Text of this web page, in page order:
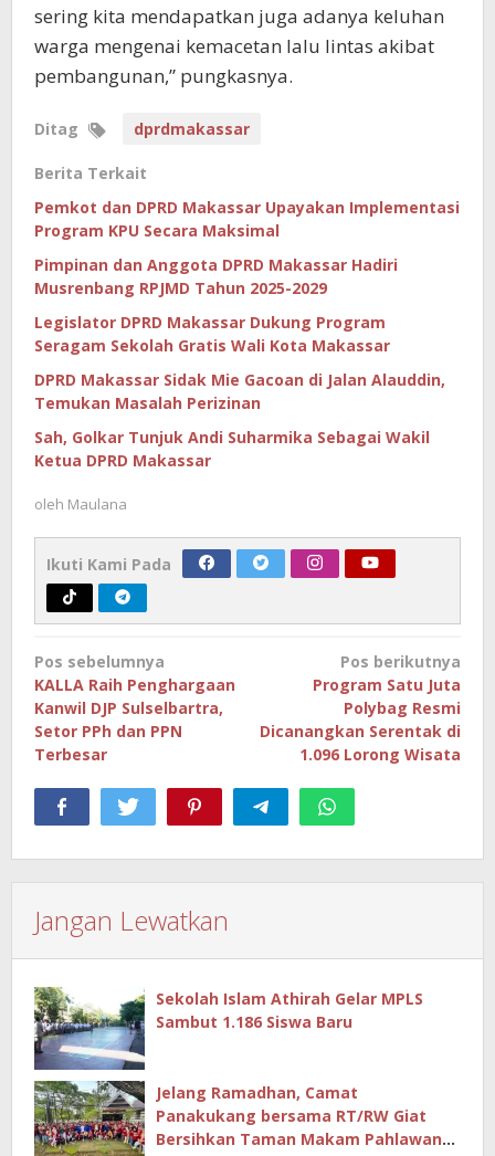
sering kita mendapatkan juga adanya keluhan
warga mengenai kemacetan lalu lintas akibat
pembangunan,” pungkasnya.
Ditag dprdmakassar
Berita Terkait
Pemkot dan DPRD Makassar Upayakan Implementasi
Program KPU Secara Maksimal
Pimpinan dan Anggota DPRD Makassar Hadiri
Musrenbang RPJMD Tahun 2025-2029
Legislator DPRD Makassar Dukung Program
Seragam Sekolah Gratis Wali Kota Makassar
DPRD Makassar Sidak Mie Gacoan di Jalan Alauddin,
Temukan Masalah Perizinan
Sah, Golkar Tunjuk Andi Suharmika Sebagai Wakil
Ketua DPRD Makassar
oleh Maulana
Ikuti Kami Pada
Navigasi
pos
Pos sebelumnya
KALLA Raih Penghargaan
Kanwil DJP Sulselbartra,
Setor PPh dan PPN
Terbesar
Pos berikutnya
Program Satu Juta
Polybag Resmi
Dicanangkan Serentak di
1.096 Lorong Wisata
Jangan Lewatkan
Sekolah Islam Athirah Gelar MPLS
Sambut 1.186 Siswa Baru
Jelang Ramadhan, Camat
Panakukang bersama RT/RW Giat
Bersihkan Taman Makam Pahlawan